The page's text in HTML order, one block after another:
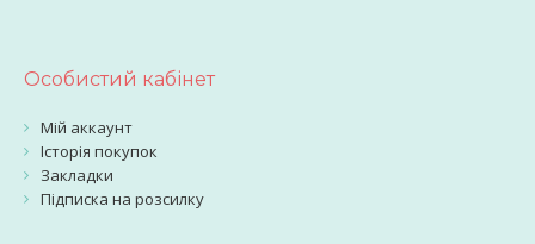
Особистий кабінет
Мій аккаунт
Історія покупок
Закладки
Підписка на розсилку